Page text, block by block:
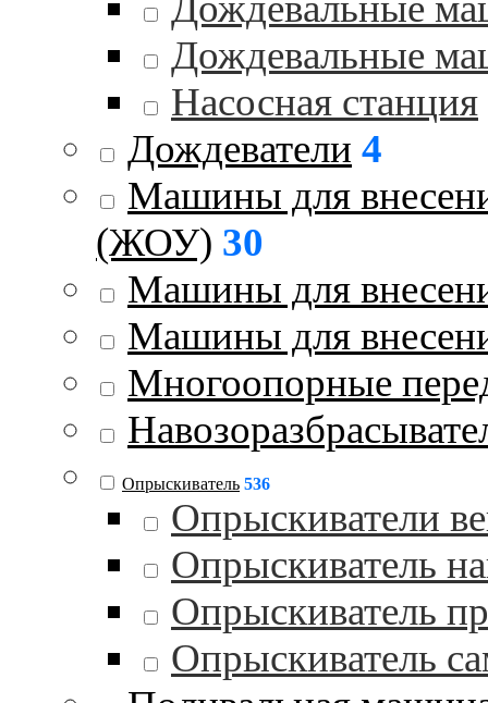
Дождевальные
Насосная станция
Дождеватели 4
Машины для
(ЖОУ) 30
Машины для
Машины для
Многоопорные
Опрыскиватель 536
Опрыскиватели
Опрыскиватель
Опрыскиватель
Опрыскиватель